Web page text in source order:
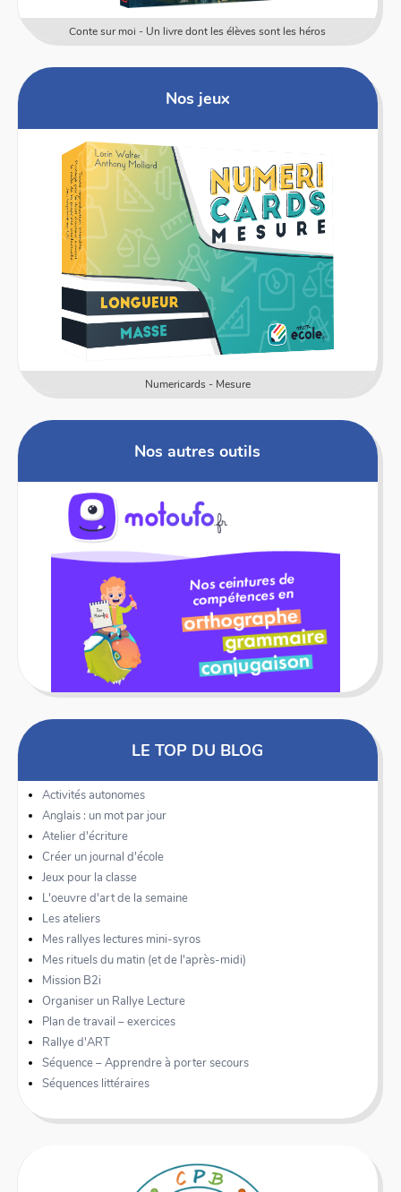
Conte sur moi - Un livre dont les élèves sont les héros
Nos jeux
Numericards - Mesure
Nos autres outils
LE TOP DU BLOG
Activités autonomes
Anglais : un mot par jour
Atelier d'écriture
Créer un journal d'école
Jeux pour la classe
L'oeuvre d'art de la semaine
Les ateliers
Mes rallyes lectures mini-syros
Mes rituels du matin (et de l'après-midi)
Mission B2i
Organiser un Rallye Lecture
Plan de travail – exercices
Rallye d'ART
Séquence – Apprendre à porter secours
Séquences littéraires